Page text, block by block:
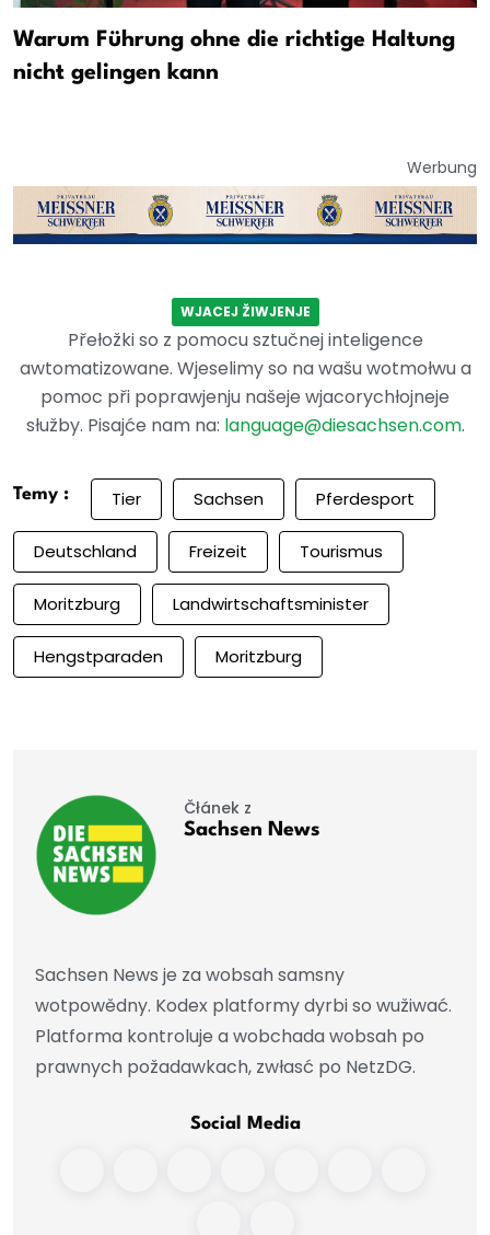
Warum Führung ohne die richtige Haltung
nicht gelingen kann
Werbung
WJACEJ ŽIWJENJE
Přełožki so z pomocu sztučnej inteligence
awtomatizowane. Wjeselimy so na wašu wotmołwu a
pomoc při poprawjenju našeje wjacorychłojneje
słužby. Pisajće nam na: language@diesachsen.com.
Temy : Tier Sachsen Pferdesport
Deutschland Freizeit Tourismus
Moritzburg Landwirtschaftsminister
Hengstparaden Moritzburg
Čłánek z
Sachsen News
Sachsen News je za wobsah samsny
wotpowědny. Kodex platformy dyrbi so wužiwać.
Platforma kontroluje a wobchada wobsah po
prawnych požadawkach, zwłasć po NetzDG.
Social Media